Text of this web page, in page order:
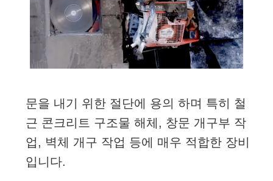
문을 내기 위한 절단에 용의 하며 특히 철
근 콘크리트 구조물 해체, 창문 개구부 작
업, 벽체 개구 작업 등에 매우 적합한 장비
입니다.